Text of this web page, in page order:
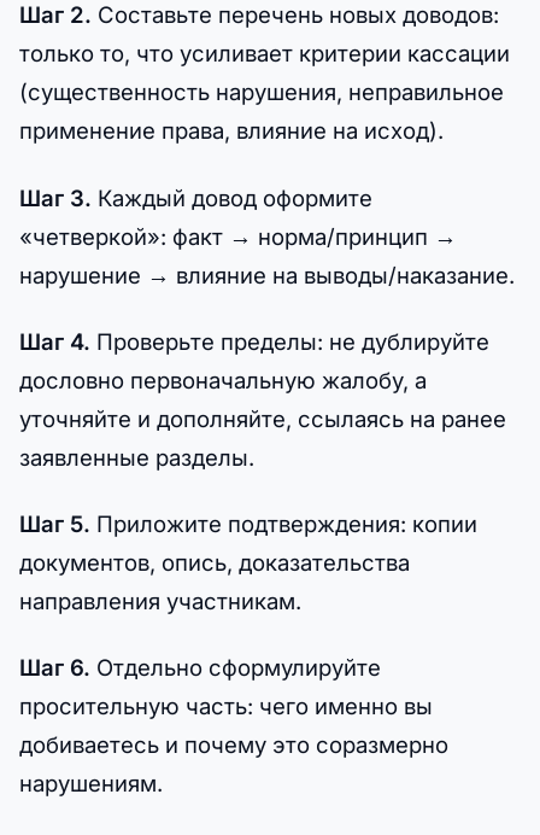
Шаг 2. Составьте перечень новых доводов:
только то, что усиливает критерии кассации
(существенность нарушения, неправильное
применение права, влияние на исход).
Шаг 3. Каждый довод оформите
«четверкой»: факт → норма/принцип →
нарушение → влияние на выводы/наказание.
Шаг 4. Проверьте пределы: не дублируйте
дословно первоначальную жалобу, а
уточняйте и дополняйте, ссылаясь на ранее
заявленные разделы.
Шаг 5. Приложите подтверждения: копии
документов, опись, доказательства
направления участникам.
Шаг 6. Отдельно сформулируйте
просительную часть: чего именно вы
добиваетесь и почему это соразмерно
нарушениям.